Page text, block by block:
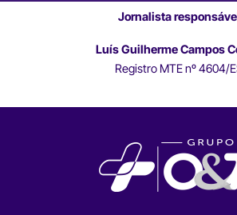
Jornalista
Luís Guilherme Campos
Registro MTE nº 4604/